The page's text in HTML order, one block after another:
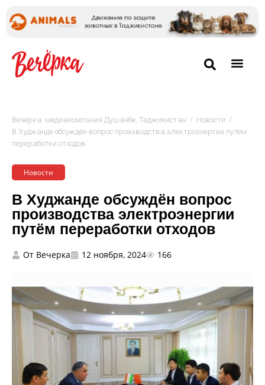
Вечёрка: медиакомпания Душанбе, Таджикистан / Новости /
В Худжанде обсуждён вопрос производства электроэнергии путём
переработки отходов
Новости
В Худжанде обсуждён вопрос
производства электроэнергии
путём переработки отходов
От Вечерка 12 ноября, 2024 166